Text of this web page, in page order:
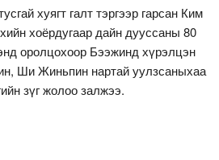
хуягт галт тэргээр гарсан Ким
хоёрдугаар дайн дууссаны 80
оролцохоор Бээжинд хүрэлцэн
Ши Жиньпин нартай уулзсаныхаа
зүг жолоо залжээ.